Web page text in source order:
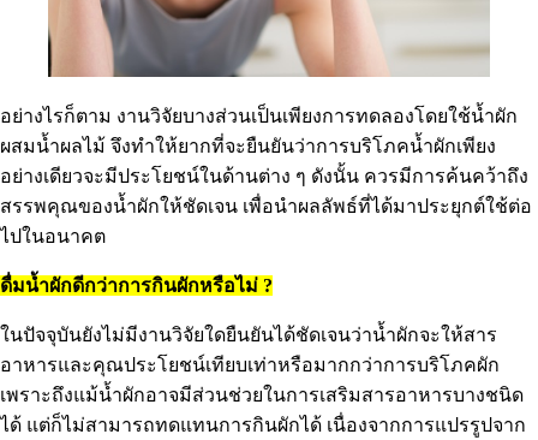
อย่างไรก็ตาม งานวิจัยบางส่วนเป็นเพียงการทดลองโดยใช้น้ำผัก
ผสมน้ำผลไม้ จึงทำให้ยากที่จะยืนยันว่าการบริโภคน้ำผักเพียง
อย่างเดียวจะมีประโยชน์ในด้านต่าง ๆ ดังนั้น ควรมีการค้นคว้าถึง
สรรพคุณของน้ำผักให้ชัดเจน เพื่อนำผลลัพธ์ที่ได้มาประยุกต์ใช้ต่อ
ไปในอนาคต
ดื่มน้ำผักดีกว่าการกินผักหรือไม่ ?
ในปัจจุบันยังไม่มีงานวิจัยใดยืนยันได้ชัดเจนว่าน้ำผักจะให้สาร
อาหารและคุณประโยชน์เทียบเท่าหรือมากกว่าการบริโภคผัก
เพราะถึงแม้น้ำผักอาจมีส่วนช่วยในการเสริมสารอาหารบางชนิด
ได้ แต่ก็ไม่สามารถทดแทนการกินผักได้ เนื่องจากการแปรรูปจาก